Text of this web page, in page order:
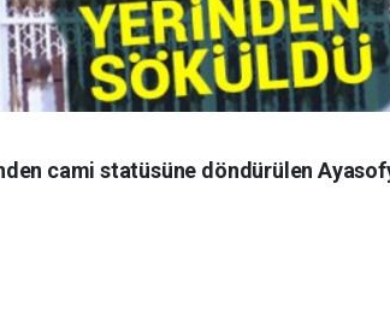
cami statüsüne döndürülen